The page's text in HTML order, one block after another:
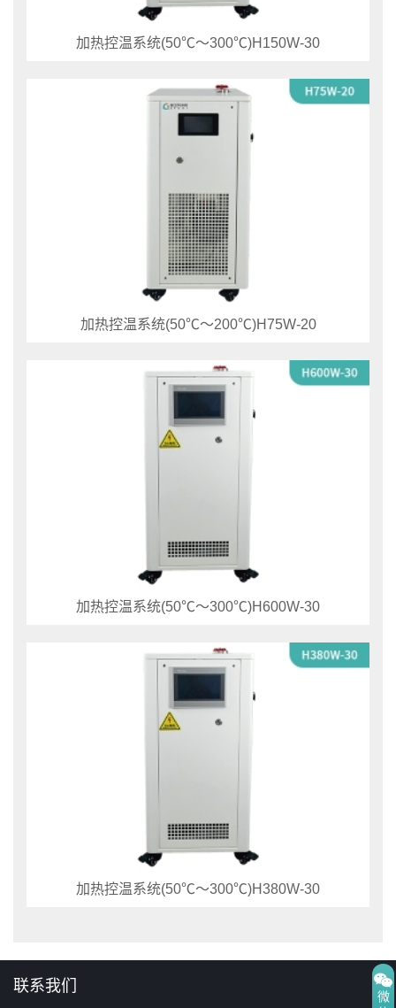
加热控温系统(50℃～300℃)H150W-30
加热控温系统(50℃～200℃)H75W-20
加热控温系统(50℃～300℃)H600W-30
加热控温系统(50℃～300℃)H380W-30
联系我们
微